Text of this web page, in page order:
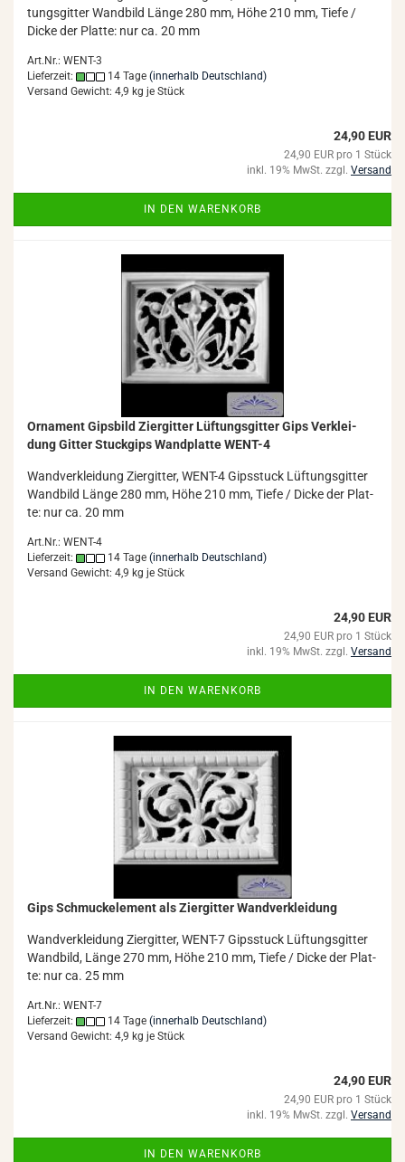
tungs­git­ter Wand­bild Länge 280 mm, Höhe 210 mm, Tiefe /
Dicke der Plat­te: nur ca. 20 mm
Art.Nr.: WENT-3
Lieferzeit:
14 Tage (innerhalb Deutschland)
Versand Gewicht: 4,9 kg je Stück
24,90 EUR
24,90 EUR pro 1 Stück
inkl. 19% MwSt. zzgl. Versand
IN DEN WARENKORB
Or­na­ment Gips­bild Zi­er­git­ter Lüf­tungs­git­ter Gips Ver­klei­
dung Git­ter Stuck­gips Wand­plat­te WENT-​4
Wand­ver­klei­dung Zi­er­git­ter, WENT-​4 Gips­stuck Lüf­tungs­git­ter
Wand­bild Länge 280 mm, Höhe 210 mm, Tiefe / Dicke der Plat­
te: nur ca. 20 mm
Art.Nr.: WENT-4
Lieferzeit:
14 Tage (innerhalb Deutschland)
Versand Gewicht: 4,9 kg je Stück
24,90 EUR
24,90 EUR pro 1 Stück
inkl. 19% MwSt. zzgl. Versand
IN DEN WARENKORB
Gips Schmuck­ele­ment als Zi­er­git­ter Wand­ver­klei­dung
Wand­ver­klei­dung Zi­er­git­ter, WENT-​7 Gips­stuck Lüf­tungs­git­ter
Wand­bild, Länge 270 mm, Höhe 210 mm, Tiefe / Dicke der Plat­
te: nur ca. 25 mm
Art.Nr.: WENT-7
Lieferzeit:
14 Tage (innerhalb Deutschland)
Versand Gewicht: 4,9 kg je Stück
24,90 EUR
24,90 EUR pro 1 Stück
inkl. 19% MwSt. zzgl. Versand
IN DEN WARENKORB